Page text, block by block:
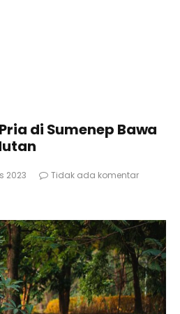
di Sumenep Bawa
2023
Tidak ada komentar